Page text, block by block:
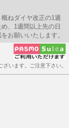
ねダイヤ改正の1週
、1週間以上先の日
お願いいたします。
います。ご注意下さい。